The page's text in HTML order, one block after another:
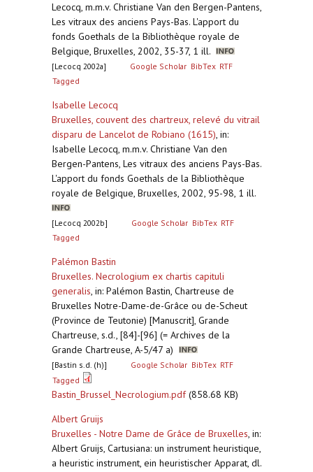
Lecocq, m.m.v. Christiane Van den Bergen-Pantens,
Les vitraux des anciens Pays-Bas. L'apport du
fonds Goethals de la Bibliothèque royale de
Belgique, Bruxelles, 2002, 35-37, 1 ill.
[Lecocq 2002a] Google Scholar BibTex RTF
Tagged
Isabelle Lecocq
Bruxelles, couvent des chartreux, relevé du vitrail
disparu de Lancelot de Robiano (1615), in:
Isabelle Lecocq, m.m.v. Christiane Van den
Bergen-Pantens, Les vitraux des anciens Pays-Bas.
L'apport du fonds Goethals de la Bibliothèque
royale de Belgique, Bruxelles, 2002, 95-98, 1 ill.
[Lecocq 2002b] Google Scholar BibTex RTF
Tagged
Palémon Bastin
Bruxelles. Necrologium ex chartis capituli
generalis, in: Palémon Bastin, Chartreuse de
Bruxelles Notre-Dame-de-Grâce ou de-Scheut
(Province de Teutonie) [Manuscrit], Grande
Chartreuse, s.d., [84]-[96] (= Archives de la
Grande Chartreuse, A-5/47 a)
[Bastin s.d. (h)] Google Scholar BibTex RTF
Tagged
Bastin_Brussel_Necrologium.pdf(858.68 KB)
Albert Gruijs
Bruxelles - Notre Dame de Grâce de Bruxelles, in:
Albert Gruijs, Cartusiana: un instrument heuristique,
a heuristic instrument, ein heuristischer Apparat, dl.